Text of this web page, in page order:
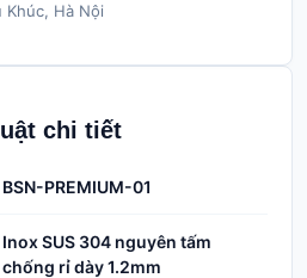
Khúc, Hà Nội
chi tiết
BSN-PREMIUM-01
Inox SUS 304 nguyên tấm
chống rỉ dày 1.2mm